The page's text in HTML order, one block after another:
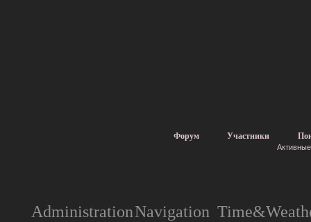
Форум Участники
AdministrationNavigation